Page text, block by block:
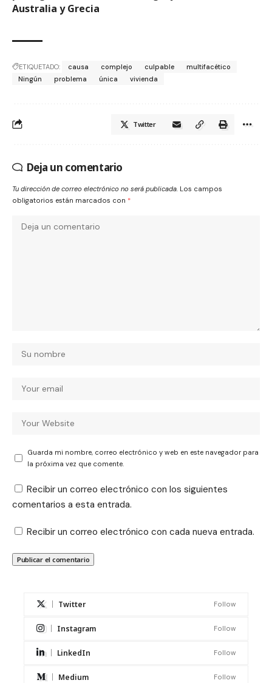
Australia y Grecia
ETIQUETADO: causa complejo culpable
multifacético
Ningún
problema única vivienda
Twitter
Deja un comentario
Tu dirección de correo electrónico no será publicada. Los campos
obligatorios están marcados con *
Guarda mi nombre, correo electrónico y web en este navegador para
la próxima vez que comente.
Recibir un correo electrónico con los siguientes
comentarios a esta entrada.
Recibir un correo electrónico con cada nueva entrada.
Twitter Follow
Instagram Follow
LinkedIn Follow
Medium Follow